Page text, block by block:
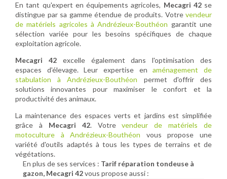
En tant qu'expert en équipements agricoles, Mecagri 42se
distingue par sa gamme étendue de produits. Votre vendeur
de matériels agricoles à Andrézieux-Bouthéon garantit une
sélection variée pour les besoins spécifiques de chaque
exploitation agricole.
Mecagri 42excelle également dans l'optimisation des
espaces d'élevage. Leur expertise enaménagement de
stabulation à Andrézieux-Bouthéon permet d'offrir des
solutions innovantes pour maximiser le confort et la
productivité des animaux.
La maintenance des espaces verts et jardins est simplifiée
grâce à Mecagri 42. Votrevendeur de matériels de
motoculture à Andrézieux-Bouthéon vous propose une
variété d'outils adaptés à tous les types de terrains et de
végétations.
En plus de ses services : Tarif réparation tondeuse à
gazon, Mecagri 42vous propose aussi :